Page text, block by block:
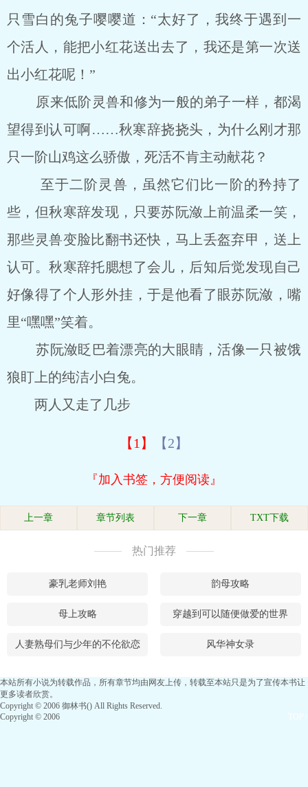
只雪白的兔子嘤嘤道：“太好了，我终于遇到一
个活人，能把小红花送出去了，我还是第一次送
出小红花呢！”
原来低阶灵兽和修为一般的弟子一样，都渴
望得到认可啊……秋寒辞挠挠头，为什么刚才那
只一阶山鸡这么骄傲，死活不肯主动献花？
至于二阶灵兽，虽然它们比一阶的矜持了
些，但秋寒辞发现，只要苏阮潋上前温柔一笑，
那些灵兽变脸比翻书还快，马上丢盔弃甲，送上
认可。秋寒辞托腮想了会儿，后知后觉发现自己
好像得了个人形外挂，于是他看了眼苏阮潋，嘴
里“嘿嘿”笑着。
苏阮潋眨巴着漂亮的大眼睛，活像一只被饿
狼盯上的纯洁小白兔。
两人又走了几步
【1】 【2】
『加入书签，方便阅读』
上一章 章节列表 下一章 TXT下载
热门推荐
豪乳老师刘艳 韵母攻略
母上攻略 穿越到可以随便做爱的世界
人妻熟母们与少年的不伦欲恋 风华神女录
本站所有小说为转载作品，所有章节均由网友上传，转载至本站只是为了宣传本书让
更多读者欣赏。
Copyright © 2006 御林书() All Rights Reserved.
Copyright © 2006